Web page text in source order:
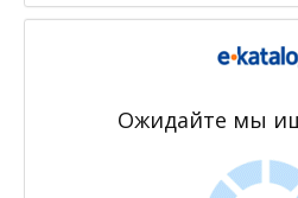
Ожидайте мы